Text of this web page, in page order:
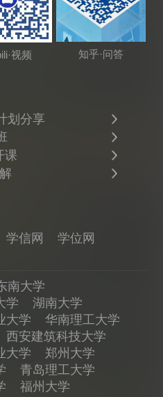
视频 知乎·问答
划分享
课
学信网
学位网
南大学
学
湖南大学
大学
华南理工大学
西安建筑科技大学
大学
郑州大学
青岛理工大学
福州大学